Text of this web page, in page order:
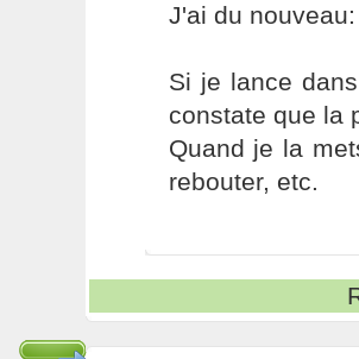
J'ai du
Si je lance
constate que la
Quand je la
rebouter, etc.